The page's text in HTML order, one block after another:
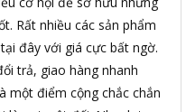
Rất nhiều các sản phẩm
đây với giá cực bất ngờ.
trả, giao hàng nhanh
một điểm cộng chắc chắn